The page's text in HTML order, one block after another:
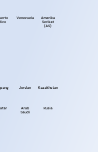
Venezuela
Amerika
Serikat
(AS)
Jordan Kazakhstan
Arab
Saudi
Rusia